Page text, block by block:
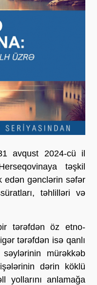
avqust 2024-cü il
təşkil
edən gənclərin səfər
təhlilləri və
tərəfdən öz etno-
tərəfdən isə qanlı
mürəkkəb
dərin köklü
yollarını anlamağa